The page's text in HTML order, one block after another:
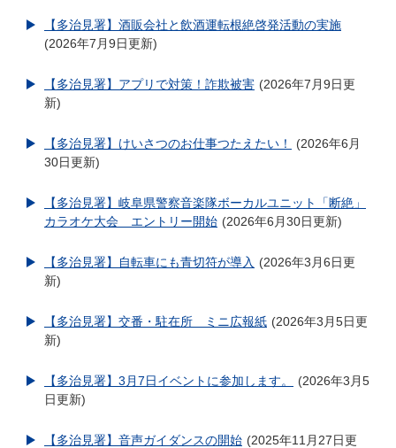
【多治見署】酒販会社と飲酒運転根絶啓発活動の実施
2026年7月9日更新
【多治見署】アプリで対策！詐欺被害
2026年7月9日更
新
【多治見署】けいさつのお仕事つたえたい！
2026年6月
30日更新
【多治見署】岐阜県警察音楽隊ボーカルユニット「断絶」
カラオケ大会 エントリー開始
2026年6月30日更新
【多治見署】自転車にも青切符が導入
2026年3月6日更
新
【多治見署】交番・駐在所 ミニ広報紙
2026年3月5日更
新
【多治見署】3月7日イベントに参加します。
2026年3月5
日更新
【多治見署】音声ガイダンスの開始
2025年11月27日更